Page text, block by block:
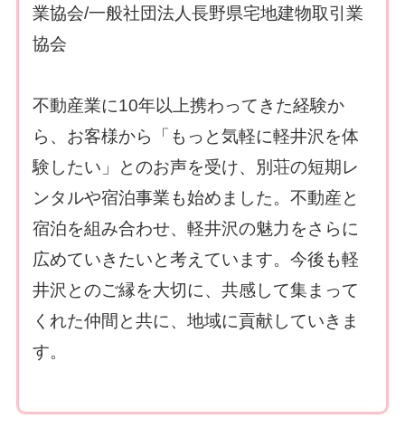
業協会/一般社団法人長野県宅地建物取引業
協会
不動産業に10年以上携わってきた経験か
ら、お客様から「もっと気軽に軽井沢を体
験したい」とのお声を受け、別荘の短期レ
ンタルや宿泊事業も始めました。不動産と
宿泊を組み合わせ、軽井沢の魅力をさらに
広めていきたいと考えています。今後も軽
井沢とのご縁を大切に、共感して集まって
くれた仲間と共に、地域に貢献していきま
す。